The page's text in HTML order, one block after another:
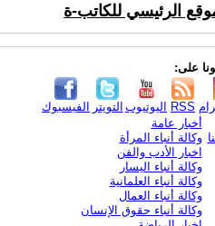
الرئيسي للكاتب-ة
على:
الفيسبوك التويتر اليوتيوب RSS
أخبار عامة
وكالة أنباء المرأة
اخبار الأدب والفن
وكالة أنباء اليسار
وكالة أنباء العلمانية
وكالة أنباء العمال
وكالة أنباء حقوق الإنسان